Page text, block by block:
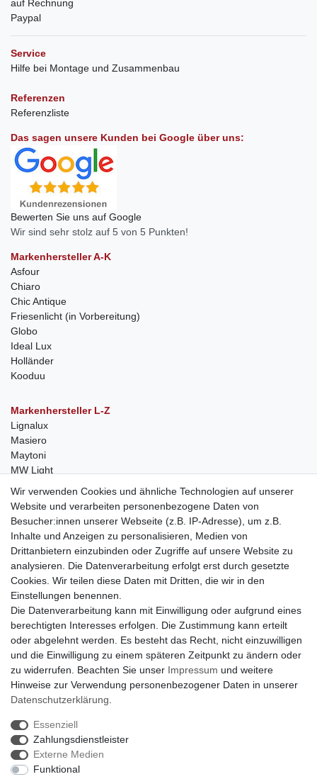
auf Rechnung
Paypal
Service
Hilfe bei Montage und Zusammenbau
Referenzen
Referenzliste
Das sagen unsere Kunden bei Google über uns:
Bewerten Sie uns auf Google
Wir sind sehr stolz auf 5 von 5 Punkten!
Markenhersteller A-K
Asfour
Chiaro
Chic Antique
Friesenlicht (in Vorbereitung)
Globo
Ideal Lux
Holländer
Kooduu
Markenhersteller L-Z
Lignalux
Masiero
Maytoni
MW Light
Anfragen von Herstellern
Sie sind Lampen-Hersteller und suchen einen Vertriebspartner in
der Schweiz?
Kontaktieren Sie uns per Mail:Herstelleranfrage Vertrieb
Schweiz
Newsletter
Newsletter
Hiermit bestätige ich, dass ich dieDaten­schutz­erklärunggelesen habe. Meine
Einwilligung kann ich jederzeit widerrufen.**
Wir verwenden Cookies und ähnliche Technologien auf unserer
Website und verarbeiten personenbezogene Daten von
Besucher:innen unserer Webseite (z.B. IP-Adresse), um z.B.
Inhalte und Anzeigen zu personalisieren, Medien von
Drittanbietern einzubinden oder Zugriffe auf unsere Website zu
analysieren. Die Datenverarbeitung erfolgt erst durch gesetzte
Cookies. Wir teilen diese Daten mit Dritten, die wir in den
Einstellungen benennen.
Die Datenverarbeitung kann mit Einwilligung oder aufgrund eines
berechtigten Interesses erfolgen. Die Zustimmung kann erteilt
oder abgelehnt werden. Es besteht das Recht, nicht einzuwilligen
und die Einwilligung zu einem späteren Zeitpunkt zu ändern oder
zu widerrufen. Beachten Sie unser Impressum und weitere
Hinweise zur Verwendung personenbezogener Daten in unserer
Daten­schutz­erklärung
Essenziell
Zahlungsdienstleister
Externe Medien
Funktional